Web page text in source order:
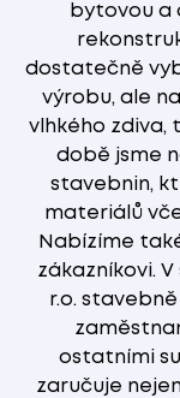
bytovou a
dostatečně
výrobu, ale
vlhkého zdiva,
době jsme
stavebnin,
materiálů
Nabízíme
zákazníkovi.
r.o.
ostatními
zaručuje